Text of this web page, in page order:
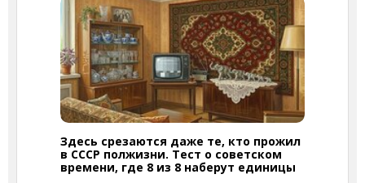
Здесь срезаются даже те, кто прожил
в СССР полжизни. Тест о советском
времени, где 8 из 8 наберут единицы